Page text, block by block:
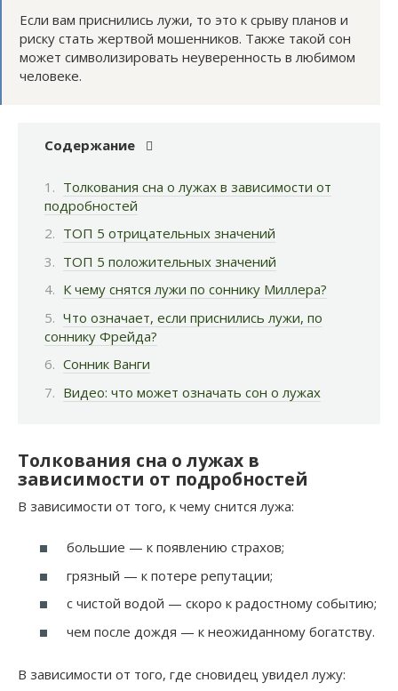
Если вам приснились лужи, то это к срыву планов и
риску стать жертвой мошенников. Также такой сон
может символизировать неуверенность в любимом
человеке.
Содержание
Толкования сна о лужах в зависимости от
подробностей
ТОП 5 отрицательных значений
ТОП 5 положительных значений
К чему снятся лужи по соннику Миллера?
Что означает, если приснились лужи, по
соннику Фрейда?
Сонник Ванги
Видео: что может означать сон о лужах
Толкования сна о лужах в
зависимости от подробностей
В зависимости от того, к чему снится лужа:
большие — к появлению страхов;
грязный — к потере репутации;
с чистой водой — скоро к радостному событию;
чем после дождя — к неожиданному богатству.
В зависимости от того, где сновидец увидел лужу: